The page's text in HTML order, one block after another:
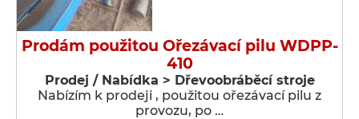
Prodám použitou Ořezávací pilu WDPP-
410
Prodej / Nabídka > Dřevoobráběcí stroje
Nabízím k prodeji , použitou ořezávací pilu z
provozu, po …